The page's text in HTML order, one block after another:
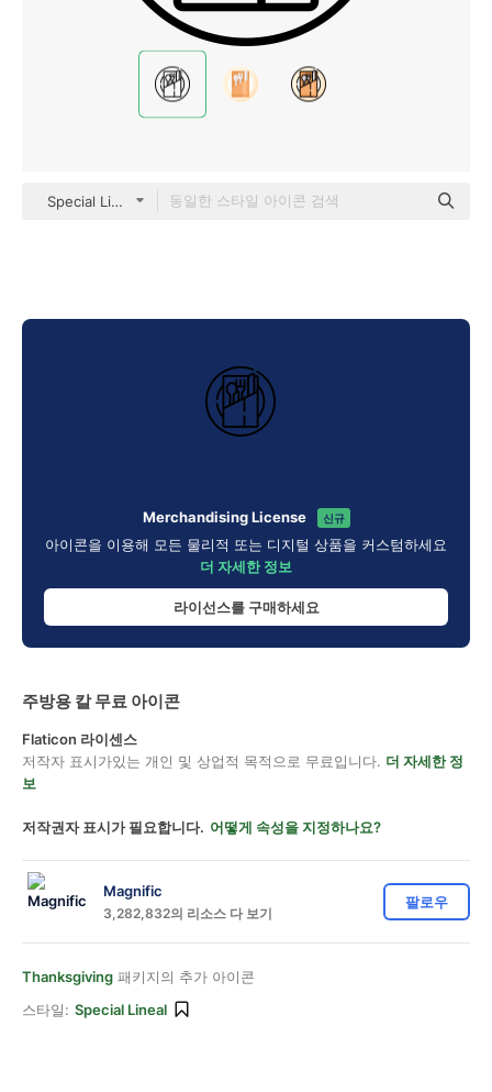
Special Lineal
Merchandising License 신규
아이콘을 이용해 모든 물리적 또는 디지털 상품을 커스텀하세요
더 자세한 정보
라이선스를 구매하세요
주방용 칼 무료 아이콘
Flaticon 라이센스
저작자 표시가있는 개인 및 상업적 목적으로 무료입니다. 더 자세한 정
보
저작권자 표시가 필요합니다. 어떻게 속성을 지정하나요?
Magnific
3,282,832의 리소스 다 보기
팔로우
Thanksgiving 패키지의 추가 아이콘
스타일: Special Lineal